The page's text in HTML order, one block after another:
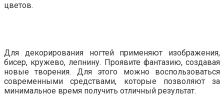
цветов.
Для декорирования ногтей применяют изображения,
бисер, кружево, лепнину. Проявите фантазию, создавая
новые творения. Для этого можно воспользоваться
современными средствами, которые позволяют за
минимальное время получить отличный результат.